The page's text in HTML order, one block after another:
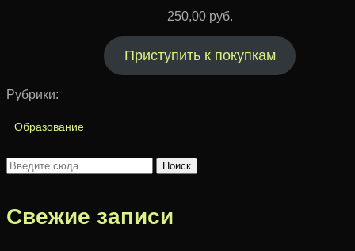
250,00 руб.
Приступить к покупкам
Рубрики:
Образование
Свежие записи